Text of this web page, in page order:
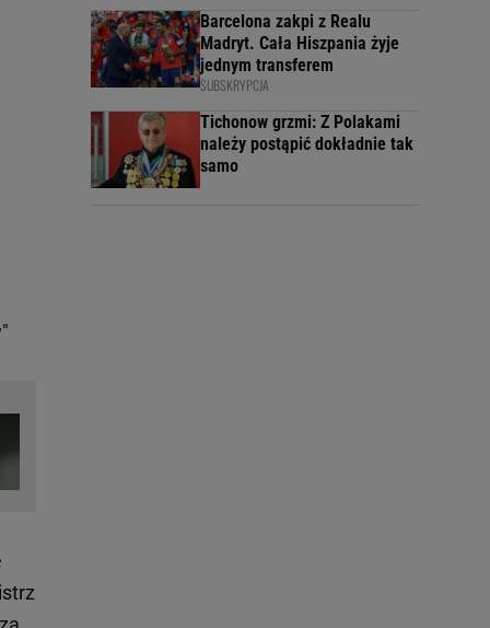
Barcelona zakpi z Realu
Madryt. Cała Hiszpania żyje
jednym transferem
SUBSKRYPCJA
Tichonow grzmi: Z Polakami
należy postąpić dokładnie tak
samo